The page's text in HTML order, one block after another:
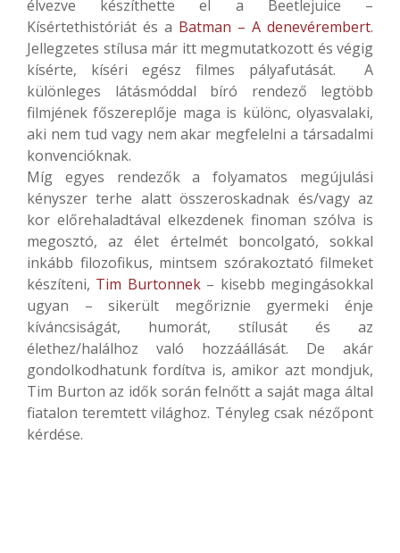
élvezve készíthette el a Beetlejuice –
Kísértethistóriát és a Batman – A denevérembert.
Jellegzetes stílusa már itt megmutatkozott és végig
kísérte, kíséri egész filmes pályafutását. A
különleges látásmóddal bíró rendező legtöbb
filmjének főszereplője maga is különc, olyasvalaki,
aki nem tud vagy nem akar megfelelni a társadalmi
konvencióknak.
Míg egyes rendezők a folyamatos megújulási
kényszer terhe alatt összeroskadnak és/vagy az
kor előrehaladtával elkezdenek finoman szólva is
megosztó, az élet értelmét boncolgató, sokkal
inkább filozofikus, mintsem szórakoztató filmeket
készíteni, Tim Burtonnek– kisebb megingásokkal
ugyan – sikerült megőriznie gyermeki énje
kíváncsiságát, humorát, stílusát és az
élethez/halálhoz való hozzáállását. De akár
gondolkodhatunk fordítva is, amikor azt mondjuk,
Tim Burton az idők során felnőtt a saját maga által
fiatalon teremtett világhoz. Tényleg csak nézőpont
kérdése.